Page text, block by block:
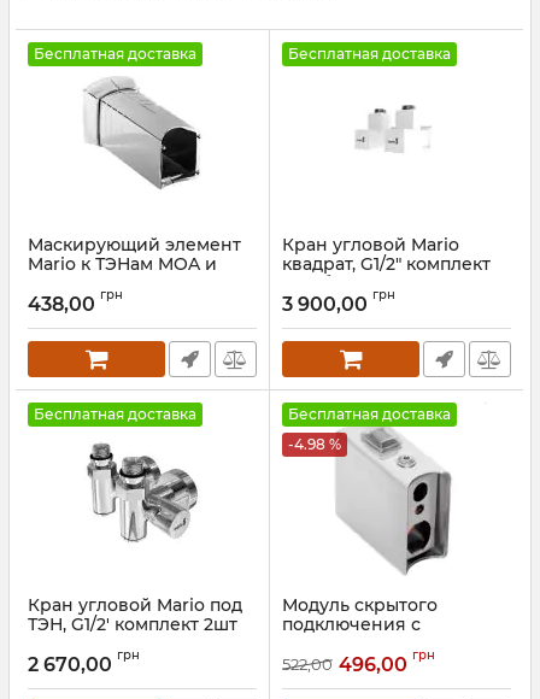
Бесплатная доставка
Маскирующий элемент
Mario к ТЭНам MOA и
Артикул:23046
438,00 грн
Бесплатная доставка
Кран угловой Mario
квадрат, G1/2" комплект
2шт белый мат
Артикул:4.0.0201.56.P-WM
3 900,00 грн
Бесплатная доставка
Кран угловой Mario под
ТЭН, G1/2' комплект 2шт
Артикул:4.0.0500.55.P-GR
2 670,00 грн
Бесплатная доставка
-4.98 %
Модуль скрытого
подключения с
Артикул:73207634
522,00 496,00 грн